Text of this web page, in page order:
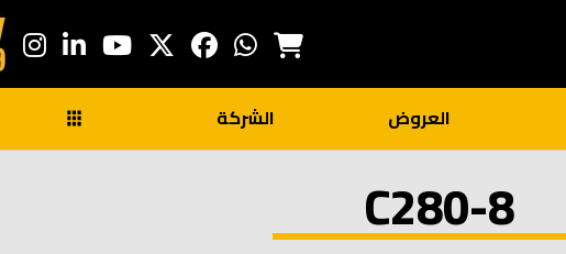
العروض الشركة
C280-8